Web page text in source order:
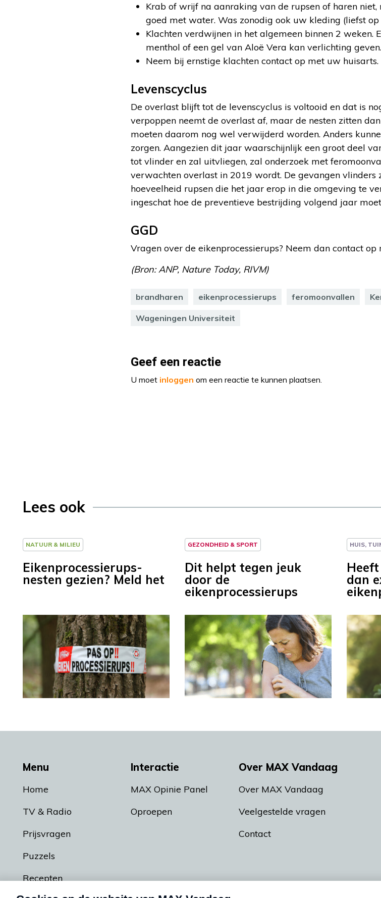
Krab of wrijf na aanraking van de rupsen of haren
goed met water. Was zonodig ook uw kleding (liefst op
Klachten verdwijnen in het algemeen binnen 2 weken.
menthol of een gel van Aloë Vera kan verlichting geven.
Neem bij ernstige klachten contact op met uw huisarts.
Levenscyclus
De overlast blijft tot de levenscyclus is voltooid en dat is
verpoppen neemt de overlast af, maar de nesten zitten
moeten daarom nog wel verwijderd worden. Anders
zorgen. Aangezien dit jaar waarschijnlijk een groot deel
tot vlinder en zal uitvliegen, zal onderzoek met
verwachten overlast in 2019 wordt. De gevangen
hoeveelheid rupsen die het jaar erop in die omgeving te
ingeschat hoe de preventieve bestrijding volgend jaar
GGD
Vragen over de eikenprocessierups? Neem dan contact op
(Bron: ANP, Nature Today, RIVM)
brandharen eikenprocessierups feromoonvallen
Wageningen Universiteit
Geef een reactie
U moet inloggen om een reactie te kunnen plaatsen.
Lees ook
NATUUR & MILIEU
Eikenprocessierups-
nesten gezien? Meld het
GEZONDHEID & SPORT
Dit helpt tegen jeuk
door de
eikenprocessierups
HUIS,
dan
Menu
Home
TV & Radio
Prijsvragen
Puzzels
Recepten
Interactie
MAX Opinie Panel
Oproepen
Over MAX Vandaag
Over MAX Vandaag
Veelgestelde vragen
Contact